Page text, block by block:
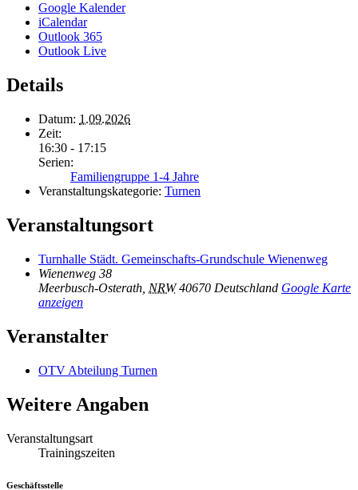
Google Kalender
iCalendar
Outlook 365
Outlook Live
Details
Datum: 1.09.2026
Zeit:
16:30 - 17:15
Serien:
Familiengruppe 1-4 Jahre
Veranstaltungskategorie: Turnen
Veranstaltungsort
Turnhalle Städt. Gemeinschafts-Grundschule Wienenweg
Wienenweg 38
Meerbusch-Osterath NRW 40670 Deutschland Google Karte
anzeigen
Veranstalter
OTV Abteilung Turnen
Weitere Angaben
Veranstaltungsart
Trainingszeiten
Geschäftsstelle